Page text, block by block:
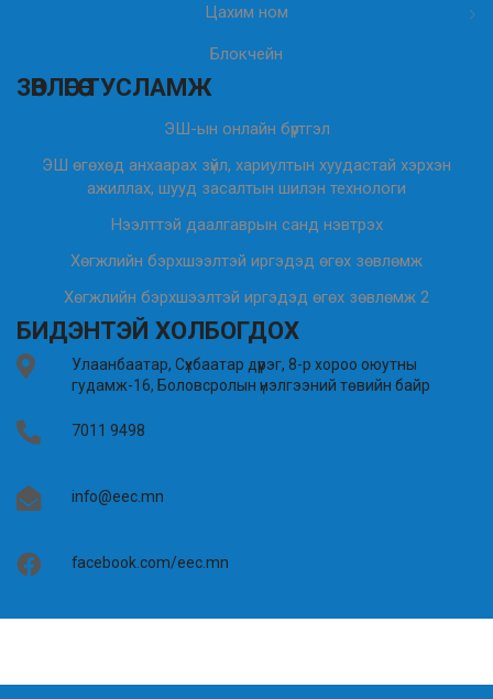
Цахим ном
Блокчейн
ЗӨВЛӨГӨӨ ТУСЛАМЖ
ЭШ-ын онлайн бүртгэл
ЭШ өгөхөд анхаарах зүйл, хариултын хуудастай хэрхэн
ажиллах, шууд засалтын шилэн технологи
Нээлттэй даалгаврын санд нэвтрэх
Хөгжлийн бэрхшээлтэй иргэдэд өгөх зөвлөмж
Хөгжлийн бэрхшээлтэй иргэдэд өгөх зөвлөмж 2
БИДЭНТЭЙ ХОЛБОГДОХ
Улаанбаатар, Сүхбаатар дүүрэг, 8-р хороо оюутны
гудамж-16, Боловсролын үнэлгээний төвийн байр
7011 9498
info@eec.mn
facebook.com/eec.mn